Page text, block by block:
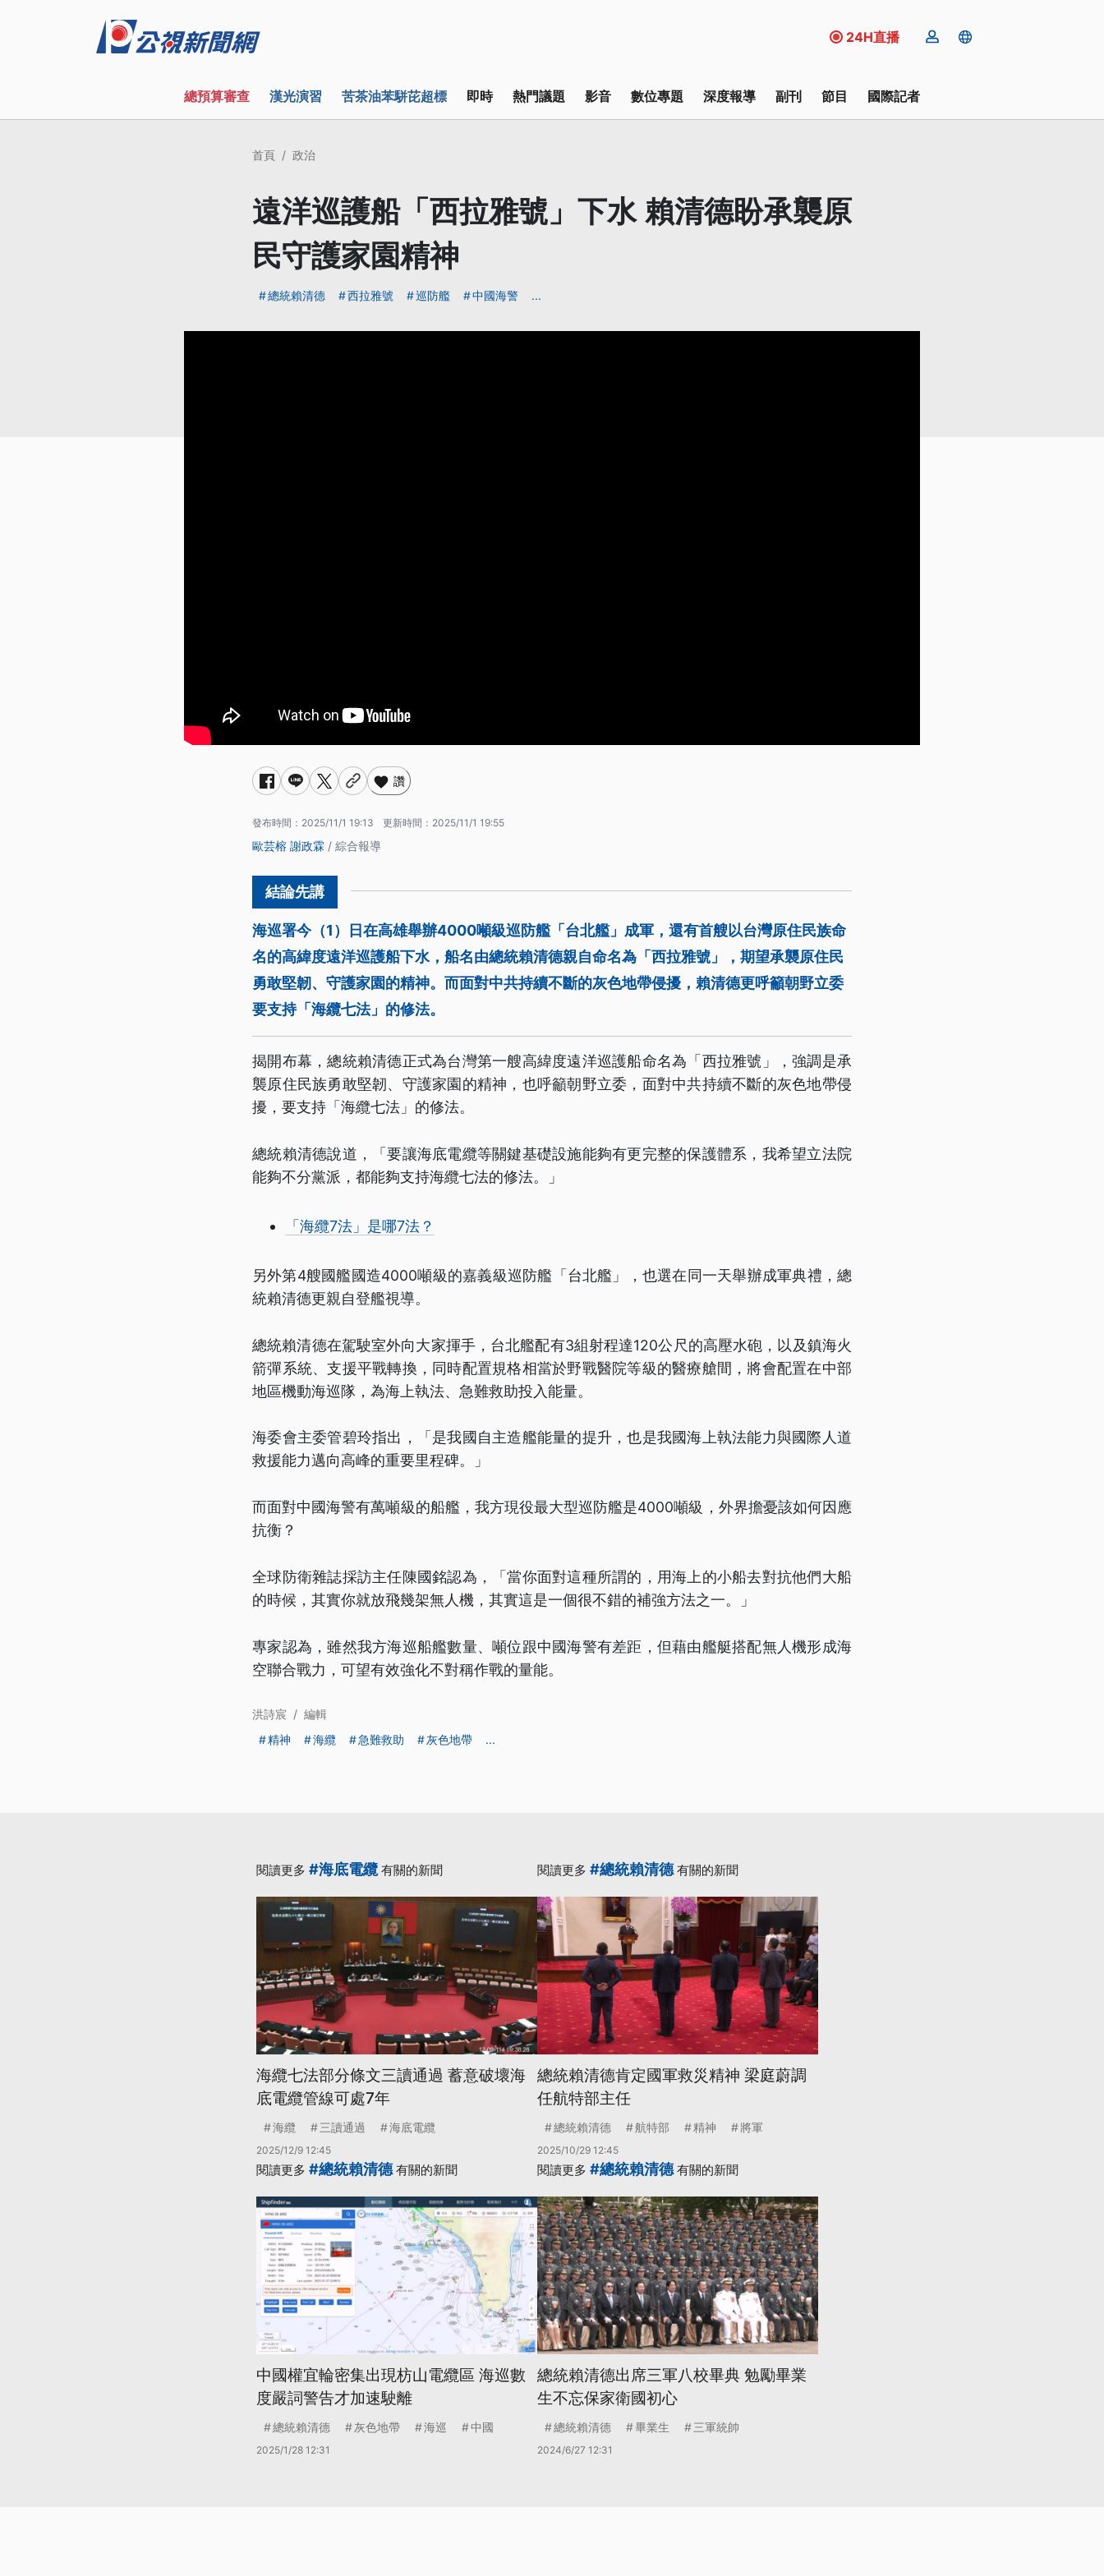
24H直播
總預算審查 漢光演習 苦茶油苯駢芘超標 即時 熱門議題 影音 數位專題 深度報導 副刊 節目 國際記者
首頁 政治
遠洋巡護船「西拉雅號」下水 賴清德盼承襲原
民守護家園精神
總統賴清德 西拉雅號 巡防艦 中國海警 ...
讚
發布時間： 2025/11/1 19:13 更新時間： 2025/11/1 19:55
歐芸榕 謝政霖 / 綜合報導
海巡署今（1）日在高雄舉辦4000噸級巡防艦「台北艦」成軍，還有首艘以台灣原住民族命
名的高緯度遠洋巡護船下水，船名由總統賴清德親自命名為「西拉雅號」，期望承襲原住民
勇敢堅韌、守護家園的精神。而面對中共持續不斷的灰色地帶侵擾，賴清德更呼籲朝野立委
要支持「海纜七法」的修法。
揭開布幕，總統賴清德正式為台灣第一艘高緯度遠洋巡護船命名為「西拉雅號」，強調是承
襲原住民族勇敢堅韌、守護家園的精神，也呼籲朝野立委，面對中共持續不斷的灰色地帶侵
擾，要支持「海纜七法」的修法。
總統賴清德說道，「要讓海底電纜等關鍵基礎設施能夠有更完整的保護體系，我希望立法院
能夠不分黨派，都能夠支持海纜七法的修法。」
「海纜7法」是哪7法？
另外第4艘國艦國造4000噸級的嘉義級巡防艦「台北艦」，也選在同一天舉辦成軍典禮，總
統賴清德更親自登艦視導。
總統賴清德在駕駛室外向大家揮手，台北艦配有3組射程達120公尺的高壓水砲，以及鎮海火
箭彈系統、支援平戰轉換，同時配置規格相當於野戰醫院等級的醫療艙間，將會配置在中部
地區機動海巡隊，為海上執法、急難救助投入能量。
海委會主委管碧玲指出，「是我國自主造艦能量的提升，也是我國海上執法能力與國際人道
救援能力邁向高峰的重要里程碑。」
而面對中國海警有萬噸級的船艦，我方現役最大型巡防艦是4000噸級，外界擔憂該如何因應
抗衡？
全球防衛雜誌採訪主任陳國銘認為，「當你面對這種所謂的，用海上的小船去對抗他們大船
的時候，其實你就放飛幾架無人機，其實這是一個很不錯的補強方法之一。」
專家認為，雖然我方海巡船艦數量、噸位跟中國海警有差距，但藉由艦艇搭配無人機形成海
空聯合戰力，可望有效強化不對稱作戰的量能。
洪詩宸 / 編輯
精神
海纜 急難救助 灰色地帶 ...
閱讀更多 #海底電纜 有關的新聞
海纜七法部分條文三讀通過 蓄意破壞海
底電纜管線可處7年
海纜 三讀通過 海底電纜
2025/12/9 12:45
閱讀更多 #總統賴清德有關的新聞
總統賴清德肯定國軍救災精神 梁庭蔚調
任航特部主任
總統賴清德 航特部 精神 將軍
2025/10/29 12:45
閱讀更多 #總統賴清德有關的新聞
中國權宜輪密集出現枋山電纜區 海巡數
度嚴詞警告才加速駛離
總統賴清德 灰色地帶 海巡 中國
2025/1/28 12:31
閱讀更多 #總統賴清德有關的新聞
總統賴清德出席三軍八校畢典 勉勵畢業
生不忘保家衛國初心
總統賴清德 畢業生 三軍統帥
2024/6/27 12:31